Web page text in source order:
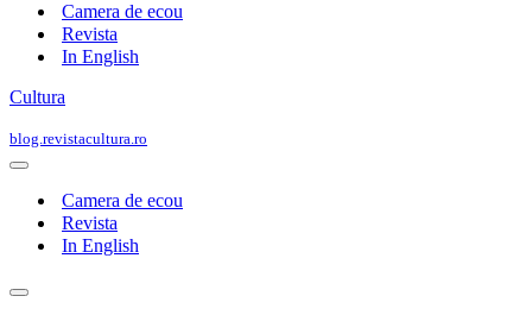
navigareCamera de ecou
Revista
In English
Cultura
blog.revistacultura.ro
Meniu
navigareCamera de ecou
Revista
In English
Meniu